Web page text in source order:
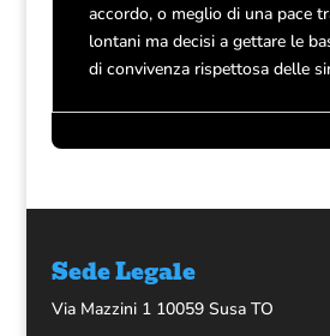
accordo, o meglio di una pace
lontani ma decisi a gettare le
di convivenza rispettosa delle
Sede Legale
Via Mazzini 1 10059 Susa TO